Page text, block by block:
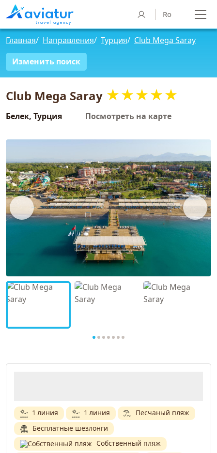
Ro
Главная/ Направления/ Турция/ Club Mega Saray
Изменить поиск
Club Mega Saray ★★★★★
Белек, Турция Посмотреть на карте
1 линия 1 линия
Песчаный пляж
Бесплатные шезлонги
Собственный пляж